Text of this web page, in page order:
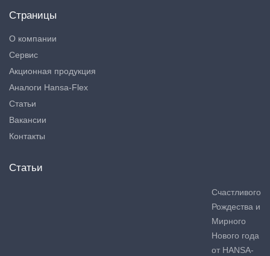
Страницы
О компании
Сервис
Акционная продукция
Аналоги Hansa-Flex
Статьи
Вакансии
Контакты
Статьи
Счастливого
Рождества и
Мирного
Нового года
от HANSA-